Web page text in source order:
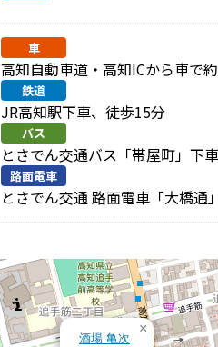
車
高知自動車道・高知ICから車で
鉄道
JR高知駅下車、徒歩15分
バス
とさでん交通バス「帯屋町」下
路面電車
とさでん交通 路面電車「大橋通
酒場 亀次
×